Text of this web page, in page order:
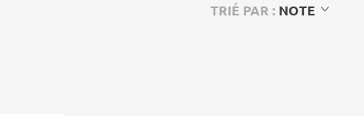
TRIÉ PAR : NOTE